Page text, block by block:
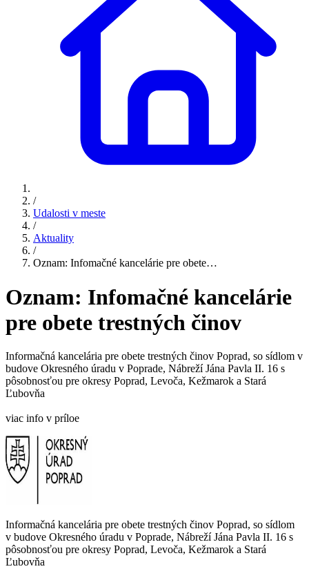
/
Udalosti v meste
/
Aktuality
/
Oznam: Infomačné kancelárie pre obete…
Oznam: Infomačné kancelárie
pre obete trestných činov
Informačná kancelária pre obete trestných činov Poprad, so sídlom v
budove Okresného úradu v Poprade, Nábreží Jána Pavla II. 16 s
pôsobnosťou pre okresy Poprad, Levoča, Kežmarok a Stará
Ľubovňa
viac info v príloe
Informačná kancelária pre obete trestných činov Poprad, so sídlom
v budove Okresného úradu v Poprade, Nábreží Jána Pavla II. 16 s
pôsobnosťou pre okresy Poprad, Levoča, Kežmarok a Stará
Ľubovňa